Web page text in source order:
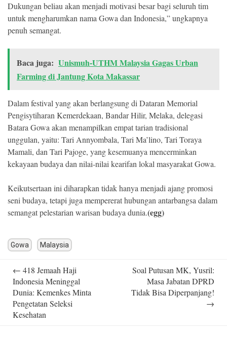
Dukungan beliau akan menjadi motivasi besar bagi seluruh tim
untuk mengharumkan nama Gowa dan Indonesia,” ungkapnya
penuh semangat.
Baca juga: Unismuh-UTHM Malaysia Gagas Urban
Farming di Jantung Kota Makassar
Dalam festival yang akan berlangsung di Dataran Memorial
Pengisytiharan Kemerdekaan, Bandar Hilir, Melaka, delegasi
Batara Gowa akan menampilkan empat tarian tradisional
unggulan, yaitu: Tari Annyombala, Tari Ma’lino, Tari Toraya
Mamali, dan Tari Pajoge, yang kesemuanya mencerminkan
kekayaan budaya dan nilai-nilai kearifan lokal masyarakat Gowa.
Keikutsertaan ini diharapkan tidak hanya menjadi ajang promosi
seni budaya, tetapi juga mempererat hubungan antarbangsa dalam
semangat pelestarian warisan budaya dunia.(egg)
Gowa Malaysia
navigation
← 418 Jemaah Haji
Indonesia Meninggal
Dunia: Kemenkes Minta
Pengetatan Seleksi
Kesehatan
Soal Putusan MK, Yusril:
Masa Jabatan DPRD
Tidak Bisa Diperpanjang!
→